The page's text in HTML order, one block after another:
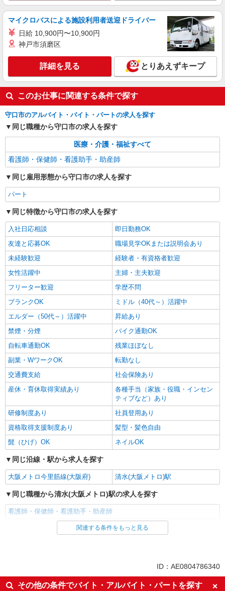
時給1600円〜2250円 ＜日払い有/週払い有/交
通費全支給(ガソリン代含む)＞
守口市内多数
詳細を見る
【土居】自分のペースでのんびりお仕事＊病院
でカンタン補助等
時給1600円〜2250円 ＜日払い有/週払い有/交
通費全支給(ガソリン代含む)＞
守口市内
キープ
マイクロバスによる施設利用者送迎ドライバー
日給 10,900円〜10,900円
神戸市須磨区
詳細を見る とりあえずキープ
このお仕事に関連する条件で探す
守口市のアルバイト・バイト・パートの求人を探す
同じ職種から守口市の求人を探す
医療・介護・福祉すべて
看護師・保健師・看護助手・助産師
同じ雇用形態から守口市の求人を探す
パート
同じ特徴から守口市の求人を探す
入社日応相談
即日勤務OK
友達と応募OK
職場見学OKまたは説明会あり
未経験歓迎
経験者・有資格者歓迎
女性活躍中
主婦・主夫歓迎
フリーター歓迎
学歴不問
ブランクOK
ミドル（40代～）活躍中
エルダー（50代～）活躍中
昇給あり
禁煙・分煙
バイク通勤OK
自転車通勤OK
残業ほぼなし
副業・WワークOK
転勤なし
交通費支給
社会保険あり
産休・育休取得実績あり
各種手当（家族・役職・インセン
ティブなど）あり
研修制度あり
社員登用あり
資格取得支援制度あり
髪型・髪色自由
髭（ひげ）OK
ネイルOK
同じ沿線・駅から求人を探す
大阪メトロ今里筋線(大阪府) 清水(大阪メトロ)駅
同じ職種から清水(大阪メトロ)駅の求人を探す
看護師・保健師・看護助手・助産師
同じ雇用形態から清水(大阪メトロ)駅の求人を探す
同じ特徴から清水(大阪メトロ)駅の求人を探す
入社日応相談
即日勤務OK
関連する条件をもっと見る
ID：AE0804786340
その他の条件でバイト・アルバイト・パートを探す